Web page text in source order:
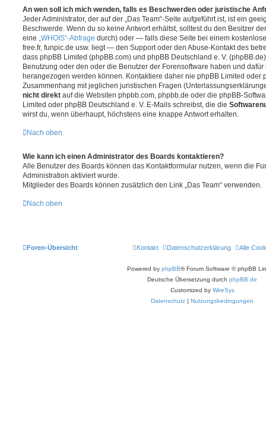
An wen soll ich mich wenden, falls es Beschwerden oder juristische
Jeder Administrator, der auf der „Das Team“-Seite aufgeführt ist, ist ein
Beschwerde. Wenn du so keine Antwort erhältst, solltest du den Besitzer
eine „WHOIS“-Abfrage durch) oder — falls diese Seite bei einem
free.fr, funpic.de usw. liegt — den Support oder den Abuse-Kontakt des
dass phpBB Limited (phpBB.com) und phpBB Deutschland e. V.
Benutzung oder den oder die Benutzer der Forensoftware haben und
herangezogen werden können. Kontaktiere daher nie phpBB Limited oder
Zusammenhang mit jeglichen juristischen Fragen
nicht direkt auf die Websiten phpbb.com, phpbb.de oder die phpBB-
Limited oder phpBB Deutschland e. V. E-Mails schreibst, die die
wirst du, wenn überhaupt, höchstens eine knappe Antwort erhalten.
Nach oben
Wie kann ich einen Administrator des Boards kontaktieren?
Alle Benutzer des Boards können das Kontaktformular nutzen, wenn die
Administration aktiviert wurde.
Mitglieder des Boards können zusätzlich den Link „Das Team“ verwenden.
Nach oben
Foren-Übersicht Alle
Datenschutzerklärung
Kontakt
Powered by phpBB® Forum Software © phpBB
Deutsche Übersetzung durch phpBB.de
Customized by WireSys
Datenschutz
Nutzungsbedingungen